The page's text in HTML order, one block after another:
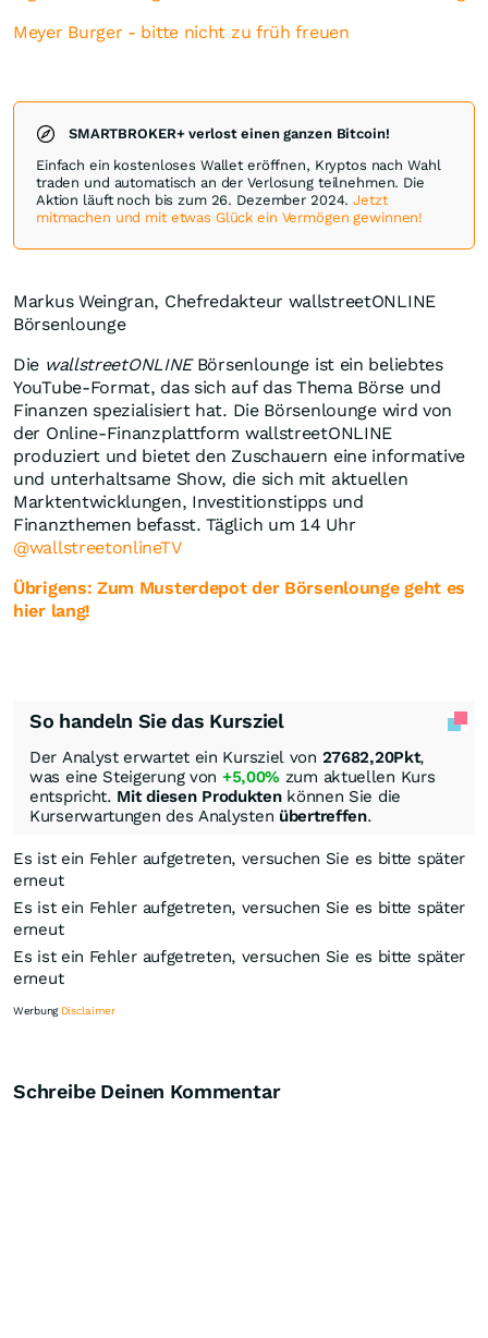
Meyer Burger - bitte nicht zu früh freuen
SMARTBROKER+ verlost einen ganzen Bitcoin!
Einfach ein kostenloses Wallet eröffnen, Kryptos nach Wahl
traden und automatisch an der Verlosung teilnehmen. Die
Aktion läuft noch bis zum 26. Dezember 2024.Jetzt
mitmachen und mit etwas Glück ein Vermögen gewinnen!
Markus Weingran, Chefredakteur wallstreetONLINE
Börsenlounge
Die wallstreetONLINEBörsenlounge ist ein beliebtes
YouTube-Format, das sich auf das Thema Börse und
Finanzen spezialisiert hat. Die Börsenlounge wird von
der Online-Finanzplattform wallstreetONLINE
produziert und bietet den Zuschauern eine informative
und unterhaltsame Show, die sich mit aktuellen
Marktentwicklungen, Investitionstipps und
Finanzthemen befasst. Täglich um 14 Uhr
@wallstreetonlineTV
Übrigens: Zum Musterdepot der Börsenlounge geht es
hier lang!
So handeln Sie das Kursziel
Der Analyst erwartet ein Kursziel von 27682,20Pkt,
was eine Steigerung von +5,00% zum aktuellen Kurs
entspricht. Mit diesen Produktenkönnen Sie die
Kurserwartungen des Analysten übertreffen.
Es ist ein Fehler aufgetreten, versuchen Sie es bitte später
erneut
Es ist ein Fehler aufgetreten, versuchen Sie es bitte später
erneut
Es ist ein Fehler aufgetreten, versuchen Sie es bitte später
erneut
Werbung Disclaimer
Schreibe Deinen Kommentar